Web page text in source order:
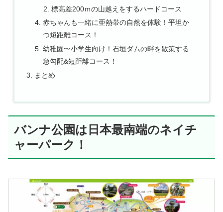
標高差200ｍの山越えをするハードコース
赤ちゃんも一緒に亜熱帯の自然を体験！平坦か
つ短距離コース！
幼稚園〜小学生向け！石垣ダムの畔を散策する
急勾配&短距離コース！
まとめ
バンナ公園は日本最南端のネイチ
ャーパーク！